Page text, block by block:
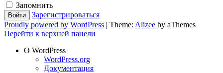
Запомнить
Зарегистрироваться
Proudly powered by WordPress | Theme: Alizee by aThemes
Перейти к верхней панели
О WordPress
WordPress.org
Документация